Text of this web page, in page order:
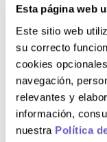
Esta página web
Este sitio web
su correcto
cookies
navegación,
relevantes y
información,
nuestra Política
medicamentos
como colesterol
informar a su
medicamentos,
la dosis. Para
120mg
nutrición
consumo
su efecto. Este
no perjudiciales
intestinal, como
aceitosas,
digerida a